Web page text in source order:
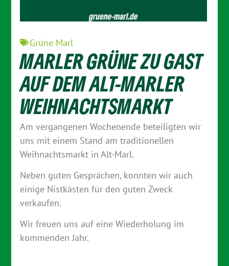
Grüne Marl
MARLER GRÜNE ZU GAST
AUF DEM ALT-MARLER
WEIHNACHTSMARKT
Am vergangenen Wochenende beteiligten wir
uns mit einem Stand am traditionellen
Weihnachtsmarkt in Alt-Marl.
Neben guten Gesprächen, konnten wir auch
einige Nistkästen für den guten Zweck
verkaufen.
Wir freuen uns auf eine Wiederholung im
kommenden Jahr.